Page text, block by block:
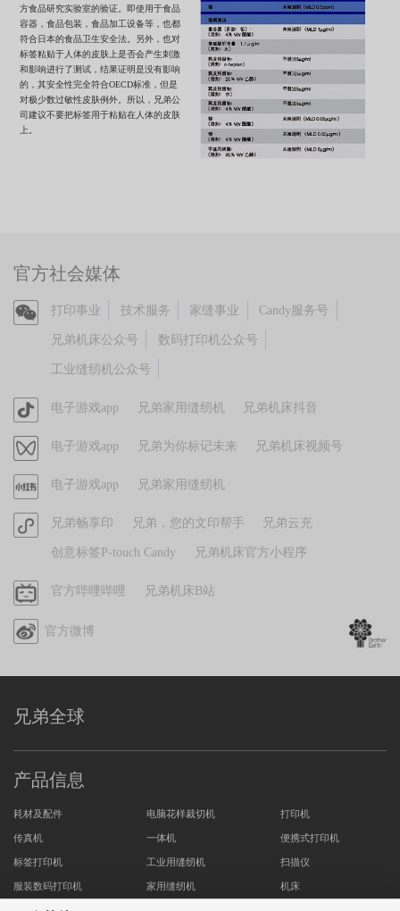
方食品研究实验室的验证。即使用于食品
容器，食品包装，食品加工设备等，也都
符合日本的食品卫生安全法。另外，也对
标签粘贴于人体的皮肤上是否会产生刺激
和影响进行了测试，结果证明是没有影响
的，其安全性完全符合OECD标准，但是
对极少数过敏性皮肤例外。所以，兄弟公
司建议不要把标签用于粘贴在人体的皮肤
上。
官方社会媒体
官
信
打印事业 技术服务 家缝事业 Candy服务号
兄弟机床公众号 数码打印机公众号
工业缝纫机公众号
官
抖
电子游戏app 兄弟家用缝纫机 兄弟机床抖音
视
号
电子游戏app 兄弟为你标记未来 兄弟机床视频号
官
小
红
电子游戏app 兄弟家用缝纫机
官
程
兄弟畅享印 兄弟，您的文印帮手 兄弟云充
创意标签P-touch Candy 兄弟机床官方小程序
哔
哔
官方哔哩哔哩 兄弟机床B站
官方微博
兄弟全球
产品信息
耗材及配件 电脑花样裁切机 打印机
传真机 一体机 便携式打印机
标签打印机 工业用缝纫机 扫描仪
服装数码打印机 家用缝纫机 机床